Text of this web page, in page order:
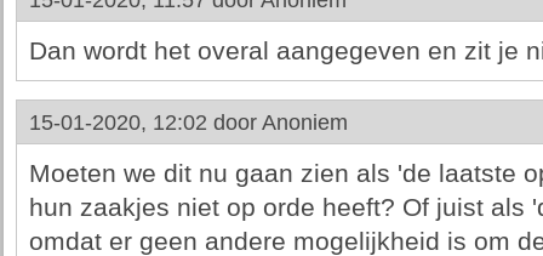
Dan wordt het overal aangegeven en zit je
15-01-2020, 12:02 door Anoniem
Moeten we dit nu gaan zien als 'de laatste
hun zaakjes niet op orde heeft? Of juist als
omdat er geen andere mogelijkheid is om